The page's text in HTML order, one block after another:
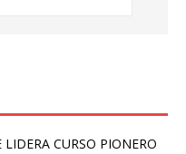
CURSO PIONERO